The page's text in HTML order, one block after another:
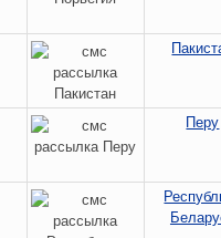
Перу